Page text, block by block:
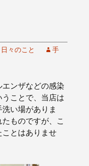
日々のこと
手
ンザなどの感染
ことで、当店は
い場がありま
ものですが、こ
とはありませ